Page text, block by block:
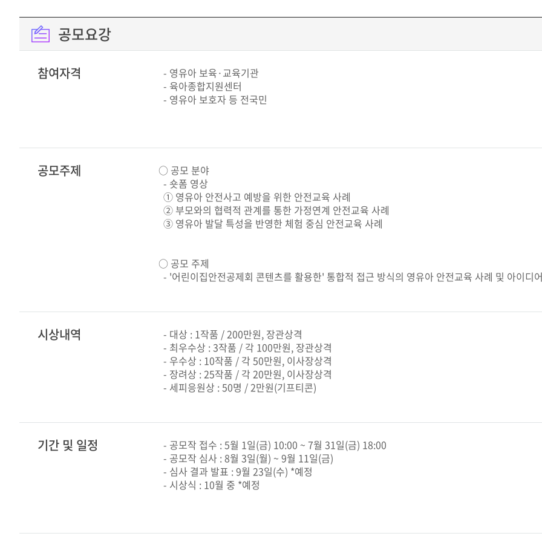
공모요강
참여자격
- 영유아 보육·교육기관
- 육아종합지원센터
- 영유아 보호자 등 전국민
공모주제
○ 공모 분야
- 숏폼 영상
① 영유아 안전사고 예방을 위한 안전교육 사례
② 부모와의 협력적 관계를 통한 가정연계 안전교육 사례
③ 영유아 발달 특성을 반영한 체험 중심 안전교육 사례
○ 공모 주제
- '어린이집안전공제회 콘텐츠를 활용한' 통합적 접근 방식의 영유아 안전교육 사례 및 아이디
시상내역
- 대상 : 1작품 / 200만원, 장관상격
- 최우수상 : 3작품 / 각 100만원, 장관상격
- 우수상 : 10작품 / 각 50만원, 이사장상격
- 장려상 : 25작품 / 각 20만원, 이사장상격
- 세피응원상 : 50명 / 2만원(기프티콘)
기간 및 일정
- 공모작 접수 : 5월 1일(금) 10:00 ~ 7월 31일(금) 18:00
- 공모작 심사 : 8월 3일(월) ~ 9월 11일(금)
- 심사 결과 발표 : 9월 23일(수) *예정
- 시상식 : 10월 중 *예정